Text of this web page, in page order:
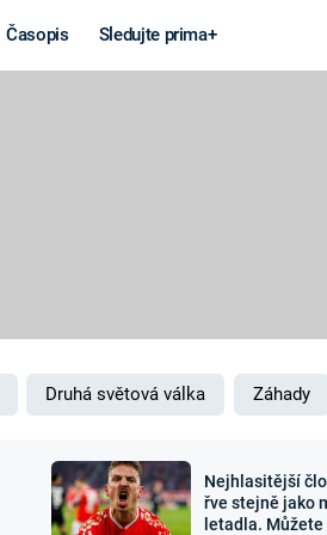
Časopis Sledujte prima+
MARS
Záhady a
Druhá světová válka Záhady
Nejhlasitější
řve stejně jako
letadla.